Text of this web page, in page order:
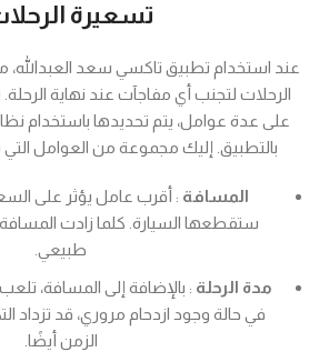
تسعيرة
عند استخدام تطبيق تاكسي سعد
الرحلات لتجنب أي مفاجآت عند نهاية
على عدة عوامل، يتم تحديدها باستخدام
بالتطبيق. إليك مجموعة من العوامل التي
المسافة : أقرب عامل يؤثر على
ستقطعها السيارة. كلما زادت
طبيعي.
مدة الرحلة : بالإضافة إلى المسافة،
في حالة وجود ازدحام مروري، قد تزداد
الزمن أيضًا.